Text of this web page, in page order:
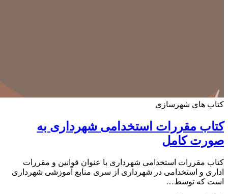
های شهرسازی
مقررات استخدامی شهرداری به
کامل
مقررات استخدامی شهرداری با عنوان قوانین و مقررات
و استخدامی در شهرداری از سری منابع آموزشی شهرداری
که توسط…